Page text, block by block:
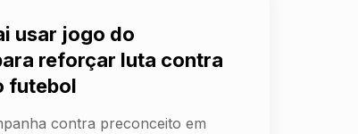
usar jogo do
reforçar luta contra
futebol
contra preconceito em